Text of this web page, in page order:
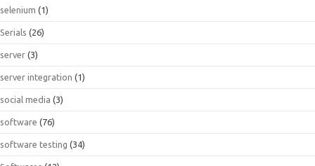
selenium (1)
Serials (26)
server (3)
server integration (1)
social media (3)
software (76)
software testing (34)